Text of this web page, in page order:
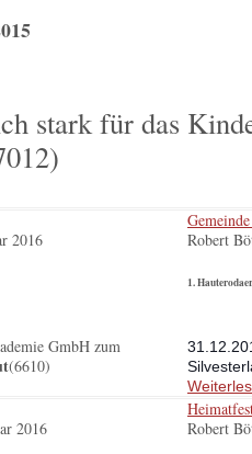
stark für das
)
2016
GmbH zum
(6610)
2016
Robert
1.
Robert